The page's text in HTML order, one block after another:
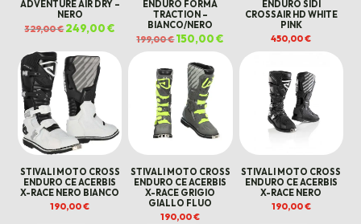
ADVENTURE AIR DRY –
NERO
329,00€Il
prezzo
era:
329,00 €.
249,00€
prezzo
attuale
249,00 €.
ENDURO FORMA
TRACTION –
BIANCO/NERO
199,00€Il
prezzo
originale
era:
199,00 €.
150,00€
attuale
è:
150,00 €.
ENDURO SIDI
CROSSAIR HD WHITE
PINK
450,00€
STIVALI MOTO CROSS
ENDURO CE ACERBIS
X-RACE NERO BIANCO
190,00€
STIVALI MOTO CROSS
ENDURO CE ACERBIS
X-RACE GRIGIO
GIALLO FLUO
190,00€
STIVALI MOTO CROSS
ENDURO CE ACERBIS
X-RACE NERO
190,00€